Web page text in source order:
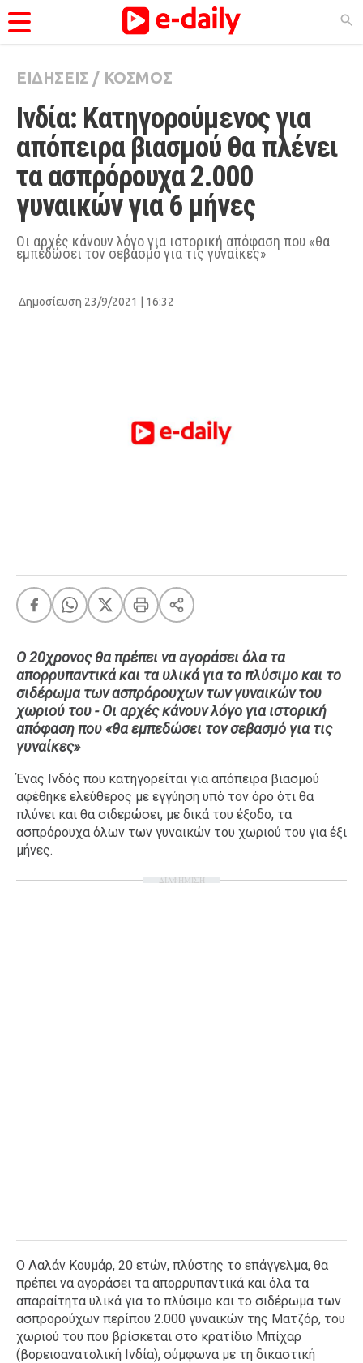
ΚΑΤΗΓΟΡΊΕΣ
Ειδήσεις
Θέματα
Videos
Podcasts
Viral
Life
City Guide
A-List LGBTQI+
Xmas
LIFE
Food
Body+Mind
Ταξίδια
Σπίτι
Family
Σχέσεις
AGENDA
ΕΙΔΗΣΕΙΣ / ΚΟΣΜΟΣ
Ινδία: Κατηγορούμενος για
απόπειρα βιασμού θα πλένει
τα ασπρόρουχα 2.000
γυναικών για 6 μήνες
Οι αρχές κάνουν λόγο για ιστορική απόφαση που «θα
εμπεδώσει τον σεβασμό για τις γυναίκες»
Δημοσίευση 23/9/2021 | 16:32
Ο 20χρονος θα πρέπει να αγοράσει όλα τα
απορρυπαντικά και τα υλικά για το πλύσιμο και το
σιδέρωμα των ασπρόρουχων των γυναικών του
χωριού του - Οι αρχές κάνουν λόγο για ιστορική
απόφαση που «θα εμπεδώσει τον σεβασμό για τις
γυναίκες»
Ένας Ινδός που κατηγορείται για απόπειρα βιασμού
αφέθηκε ελεύθερος με εγγύηση υπό τον όρο ότι θα
πλύνει και θα σιδερώσει, με δικά του έξοδο, τα
ασπρόρουχα όλων των γυναικών του χωριού του για έξι
μήνες.
ΔΙΑΦΗΜΙΣΗ
Ο Λαλάν Κουμάρ, 20 ετών, πλύστης το επάγγελμα, θα
πρέπει να αγοράσει τα απορρυπαντικά και όλα τα
απαραίτητα υλικά για το πλύσιμο και το σιδέρωμα των
ασπρορούχων περίπου 2.000 γυναικών της Ματζόρ, του
χωριού του που βρίσκεται στο κρατίδιο Μπίχαρ
(βορειοανατολική Ινδία), σύμφωνα με τη δικαστική